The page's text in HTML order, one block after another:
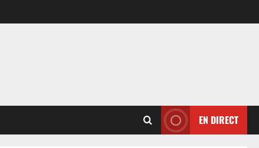
EN DIRECT